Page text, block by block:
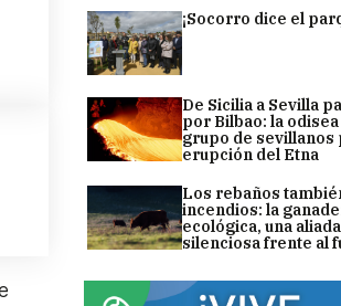
¡Socorro dice el
De Sicilia a Sevilla
por Bilbao: la odisea
grupo de sevillanos
erupción del Etna
Los rebaños
incendios: la
ecológica, una aliada
silenciosa frente al